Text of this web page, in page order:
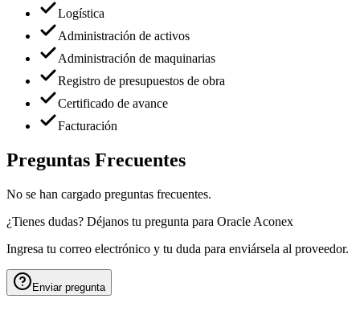
Logística
Administración de activos
Administración de maquinarias
Registro de presupuestos de obra
Certificado de avance
Facturación
Preguntas Frecuentes
No se han cargado preguntas frecuentes.
¿Tienes dudas? Déjanos tu pregunta para Oracle Aconex
Ingresa tu correo electrónico y tu duda para enviársela al proveedor.
Enviar pregunta